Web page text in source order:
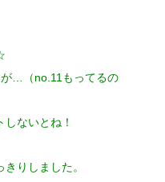
…（no.11もってるの
ないとね！
りしました。